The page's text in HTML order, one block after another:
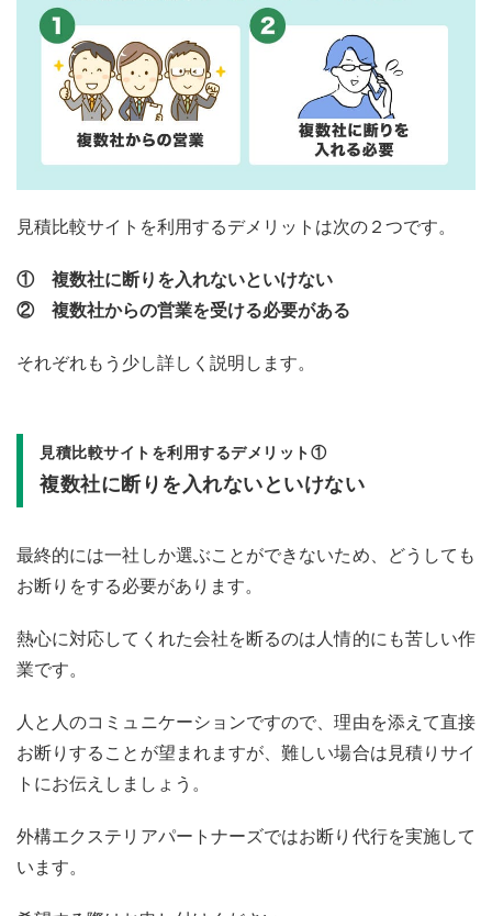
見積比較サイトを利用するデメリットは次の２つです。
① 複数社に断りを入れないといけない
② 複数社からの営業を受ける必要がある
それぞれもう少し詳しく説明します。
見積比較サイトを利用するデメリット①
複数社に断りを入れないといけない
最終的には一社しか選ぶことができないため、どうしても
お断りをする必要があります。
熱心に対応してくれた会社を断るのは人情的にも苦しい作
業です。
人と人のコミュニケーションですので、理由を添えて直接
お断りすることが望まれますが、難しい場合は見積りサイ
トにお伝えしましょう。
外構エクステリアパートナーズではお断り代行を実施して
います。